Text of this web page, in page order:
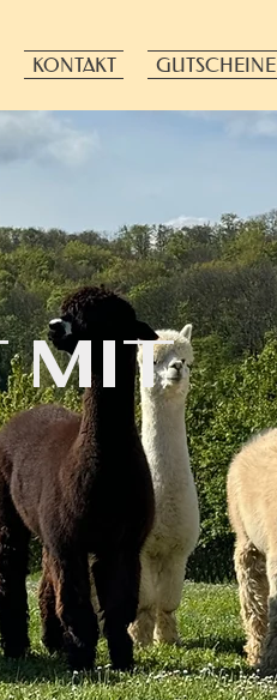
KONTAKT GUTSCHEINE
MIT